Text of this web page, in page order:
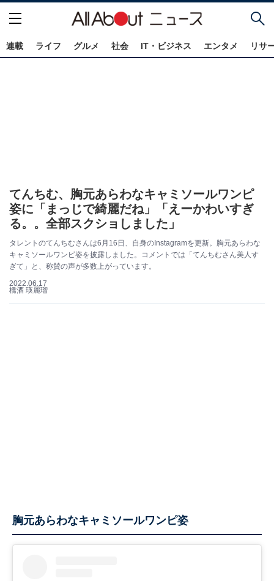
連載 ライフ グルメ 社会 IT・ビジネス エンタメ リサ
てんちむ、胸元あらわなキャミソールワンピ
姿に「まっじで綺麗だね」「えーかわいすぎ
る。。全部スクショしました」
タレントのてんちむさんは6月16日、自身のInstagramを更新。胸元あらわな
キャミソールワンピ姿を披露しました。コメントでは「てんちむさん美人す
ぎて」と、称賛の声が多数上がっています。
2022.06.17
橋酒 瑛麗瑠
胸元あらわなキャミソールワンピ姿